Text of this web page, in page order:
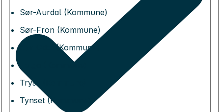
Sør-Aurdal (Kommune)
Sør-Fron (Kommune)
Sør-Odal (Kommune)
Trysil (Kommune)
Tynset (Kommune)